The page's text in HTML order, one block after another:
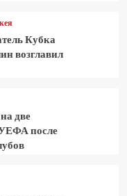
Кубка
возглавил
две
после